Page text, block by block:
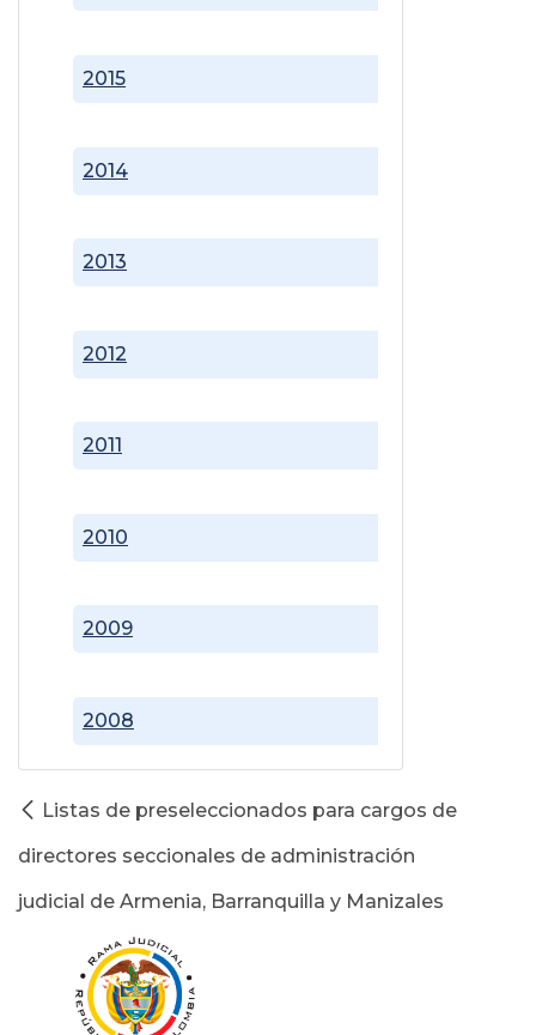
2008
2009
2010
2011
2012
2013
2014
2015
Listas de preseleccionados para cargos de
directores seccionales de administración
judicial de Armenia, Barranquilla y Manizales